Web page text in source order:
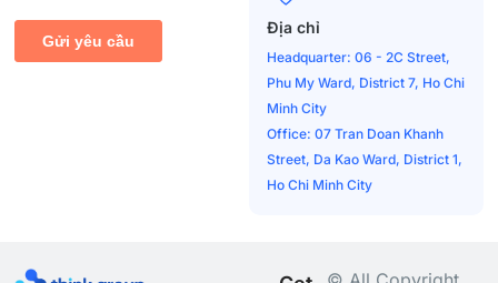
Địa chỉ
Headquarter: 06 - 2C Street,
Phu My Ward, District 7, Ho Chi
Minh City
Office: 07 Tran Doan Khanh
Street, Da Kao Ward, District 1,
Ho Chi Minh City